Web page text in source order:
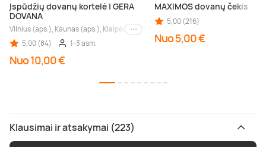
Įspūdžių dovanų kortelė | GERA
DOVANA
Vilnius (aps.), Kaunas (aps.), Klaipėda (aps.), Palanga (aps.), Nida (aps.),
Kiti miestai
5,00 (84)
1-3 asm.
Nuo 10,00 €
MAXIMOS dovanų čekis
5,00 (216)
Nuo 5,00 €
Klausimai ir atsakymai (223)